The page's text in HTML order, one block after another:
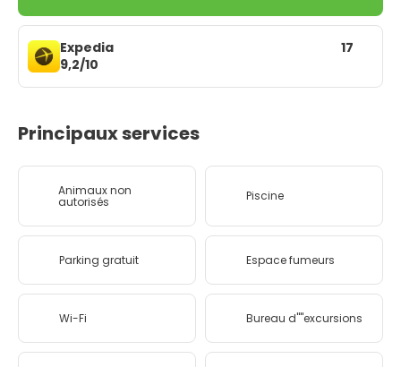
Expedia
9,2/10
17
Principaux services
Animaux non
autorisés Piscine
Parking gratuit Espace fumeurs
Wi-Fi Bureau d''''excursions